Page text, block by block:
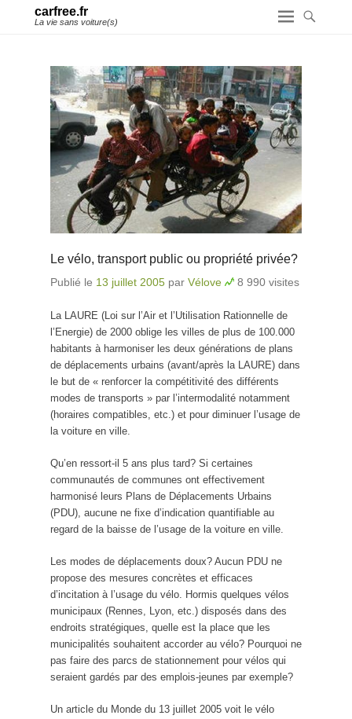
carfree.fr
La vie sans voiture(s)
Le vélo, transport public ou propriété privée?
Publié le 13 juillet 2005 par Vélove 8 990 visites
La LAURE (Loi sur l’Air et l’Utilisation Rationnelle de
l’Energie) de 2000 oblige les villes de plus de 100.000
habitants à harmoniser les deux générations de plans
de déplacements urbains (avant/après la LAURE) dans
le but de « renforcer la compétitivité des différents
modes de transports » par l’intermodalité notamment
(horaires compatibles, etc.) et pour diminuer l’usage de
la voiture en ville.
Qu’en ressort-il 5 ans plus tard? Si certaines
communautés de communes ont effectivement
harmonisé leurs Plans de Déplacements Urbains
(PDU), aucune ne fixe d’indication quantifiable au
regard de la baisse de l’usage de la voiture en ville.
Les modes de déplacements doux? Aucun PDU ne
propose des mesures concrètes et efficaces
d’incitation à l’usage du vélo. Hormis quelques vélos
municipaux (Rennes, Lyon, etc.) disposés dans des
endroits stratégiques, quelle est la place que les
municipalités souhaitent accorder au vélo? Pourquoi ne
pas faire des parcs de stationnement pour vélos qui
seraient gardés par des emplois-jeunes par exemple?
Un article du Monde du 13 juillet 2005 voit le vélo